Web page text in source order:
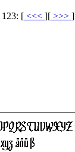
123: [ <<< ][ >>> ]